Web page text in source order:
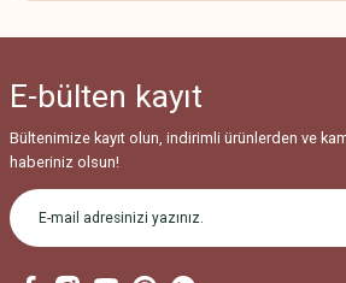
E-bülten kayıt
Bültenimize kayıt olun, indirimli ürünlerden ve
haberiniz olsun!